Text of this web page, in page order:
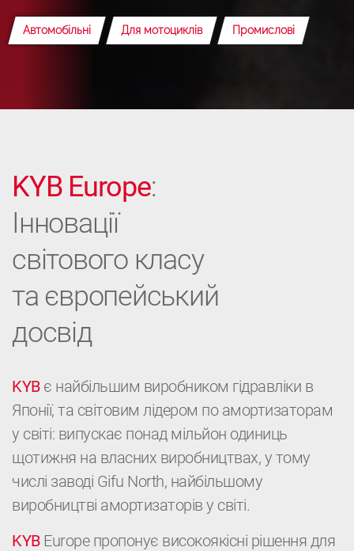
Автомобільні Для мотоциклів Промислові
KYB Europe:
Інновації
світового класу
та європейський
досвід
KYBє найбільшим виробником гідравліки в
Японії, та світовим лідером по амортизаторам
у світі: випускає понад мільйон одиниць
щотижня на власних виробництвах, у тому
числі заводі Gifu North, найбільшому
виробництві амортизаторів у світі.
KYBEurope пропонує високоякісні рішення для